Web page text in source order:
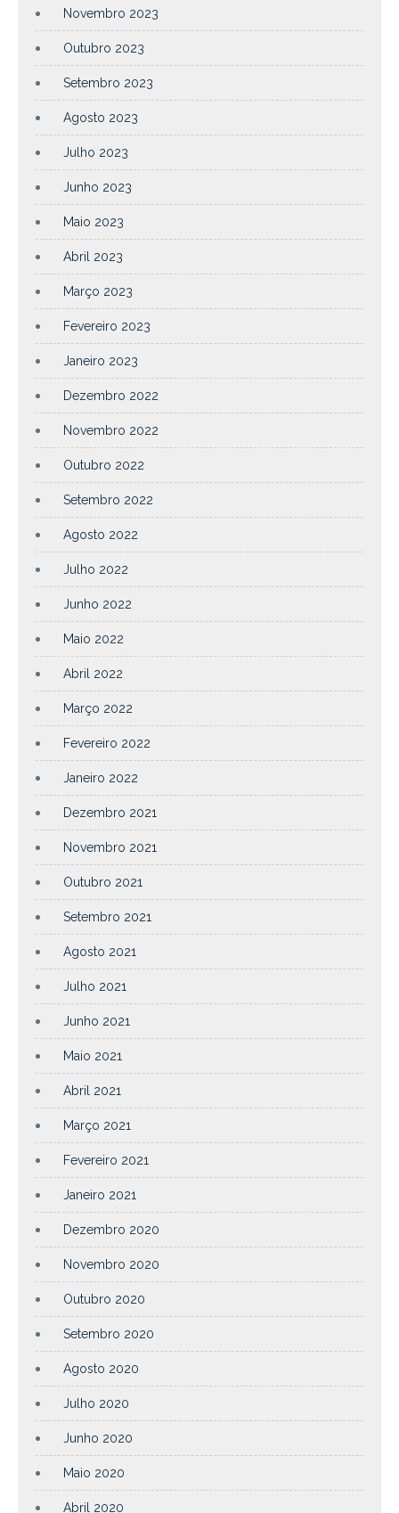
Novembro 2023
Outubro 2023
Setembro 2023
Agosto 2023
Julho 2023
Junho 2023
Maio 2023
Abril 2023
Março 2023
Fevereiro 2023
Janeiro 2023
Dezembro 2022
Novembro 2022
Outubro 2022
Setembro 2022
Agosto 2022
Julho 2022
Junho 2022
Maio 2022
Abril 2022
Março 2022
Fevereiro 2022
Janeiro 2022
Dezembro 2021
Novembro 2021
Outubro 2021
Setembro 2021
Agosto 2021
Julho 2021
Junho 2021
Maio 2021
Abril 2021
Março 2021
Fevereiro 2021
Janeiro 2021
Dezembro 2020
Novembro 2020
Outubro 2020
Setembro 2020
Agosto 2020
Julho 2020
Junho 2020
Maio 2020
Abril 2020